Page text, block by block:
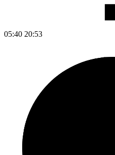
05:40 20:53